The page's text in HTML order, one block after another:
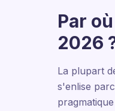
Par
2026
La plupart
s'enlise